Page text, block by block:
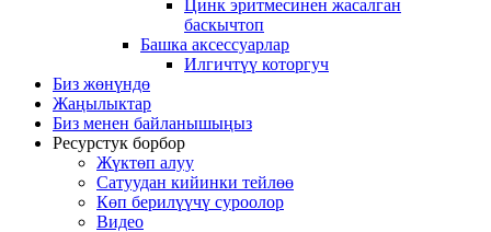
Цинк эритмесинен жасалган
баскычтоп
Башка аксессуарлар
Илгичтүү которгуч
Биз жөнүндө
Жаңылыктар
Биз менен байланышыңыз
Ресурстук борбор
Жүктөп алуу
Сатуудан кийинки тейлөө
Көп берилүүчү суроолор
Видео